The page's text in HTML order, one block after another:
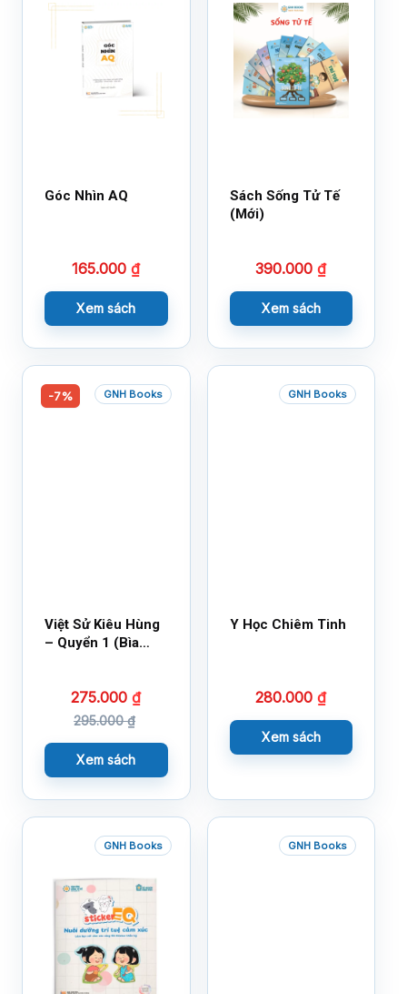
Góc Nhìn AQ
165.000₫
Xem sách
Sách Sống Tử Tế
(Mới)
390.000₫
Xem sách
-7% GNH Books
Việt Sử Kiêu Hùng
– Quyển 1 (Bìa
275.000₫
295.000₫
Xem sách
GNH Books
Y Học Chiêm Tinh
280.000₫
Xem sách
GNH Books GNH Books